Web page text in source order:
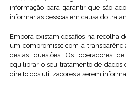
informação para garantir que são
informar as pessoas em causa do
Embora existam desafios na recolha
um compromisso com a
destas questões. Os operadores
equilibrar o seu tratamento de dados
direito dos utilizadores a serem